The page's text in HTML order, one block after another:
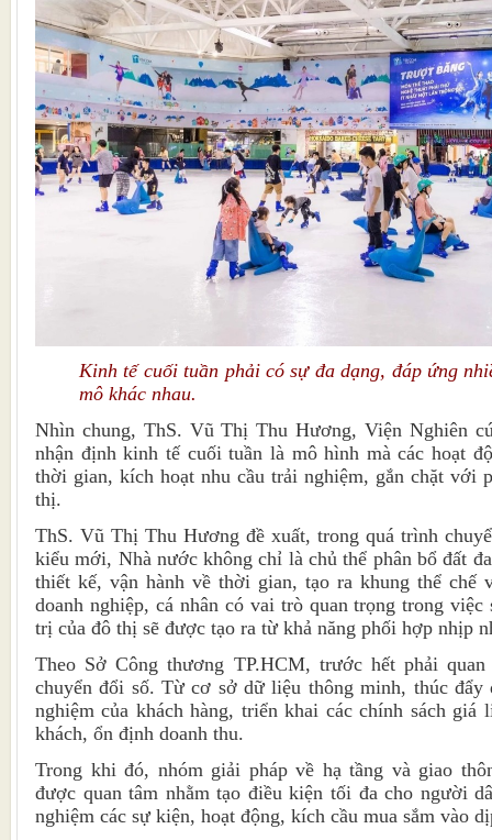
Kinh tế cuối tuần phải có sự đa dạng, đáp ứng
mô khác nhau.
Nhìn chung, ThS. Vũ Thị Thu Hương, Viện Nghiên
nhận định kinh tế cuối tuần là mô hình mà các hoạt
thời gian, kích hoạt nhu cầu trải nghiệm, gắn chặt với
thị.
ThS. Vũ Thị Thu Hương đề xuất, trong quá trình
kiểu mới, Nhà nước không chỉ là chủ thể phân bổ đất
thiết kế, vận hành về thời gian, tạo ra khung thể chế
doanh nghiệp, cá nhân có vai trò quan trọng trong
trị của đô thị sẽ được tạo ra từ khả năng phối hợp nhịp
Theo Sở Công thương TP.HCM, trước hết phải
chuyển đổi số. Từ cơ sở dữ liệu thông minh, thúc đẩy
nghiệm của khách hàng, triển khai các chính sách giá
khách, ổn định doanh thu.
Trong khi đó, nhóm giải pháp về hạ tầng và giao
được quan tâm nhằm tạo điều kiện tối đa cho người
nghiệm các sự kiện, hoạt động, kích cầu mua sắm vào